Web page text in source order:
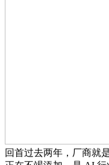
回首过去两年，厂商就